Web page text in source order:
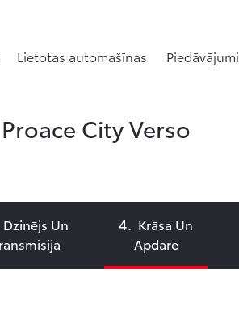
Lietotas automašīnas Piedāvājumi
City Verso
Dzinējs Un
Krāsa Un
Apdare